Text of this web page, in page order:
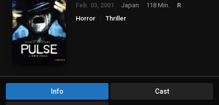
Feb. 03, 2001 Japan 118 Min.
R
Horror
Thriller
Info Cast